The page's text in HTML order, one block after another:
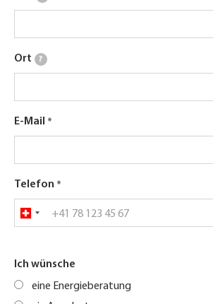
Ort ?
E-Mail
Telefon
Ich wünsche
eine Energieberatung